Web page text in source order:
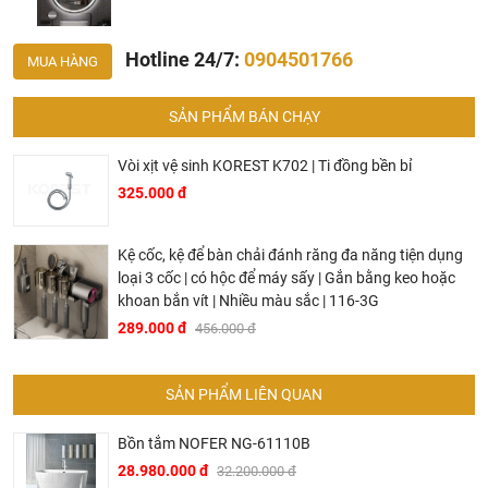
Chất liệu: Phôi bỉ
Kích thước: 70cm
Nguồn điện: 12V (Nguồn vào 220V)
Hãng sản xuất : CleanMax
Công nghệ : Châu Âu
Ở đâu mua phụ kiện phòng tắm CleanMax chính hãng
và giá rẻ nhất ?
phòng tắm CleanMaxchính thức và chính hãng tại Việt
Nam, chúng tôi cam kết các sản phẩm CleanMax được
Hiện tại chúng tôi có rất nhiều
MUA HÀNG Hotline 24/7: 0904501766
SẢN PHẨM BÁN CHẠY
Vòi xịt vệ sinh KOREST K702 | Ti đồng bền bỉ
325.000 đ
Kệ cốc, kệ để bàn chải đánh răng đa năng tiện dụng
loại 3 cốc | có hộc để máy sấy | Gắn bằng keo hoặc
khoan bắn vít | Nhiều màu sắc | 116-3G
289.000 đ 456.000 đ
SẢN PHẨM LIÊN QUAN
Bồn tắm NOFER NG-61110B
28.980.000 đ 32.200.000 đ